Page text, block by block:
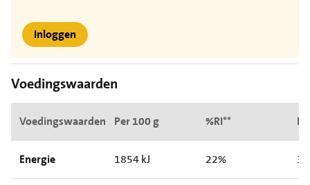
Inloggen
Voedingswaarden
Voedingswaarden Per 100 g %RI**
Energie 1854 kJ 22%